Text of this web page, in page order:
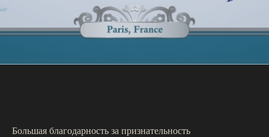
Большая благодарность за признательность